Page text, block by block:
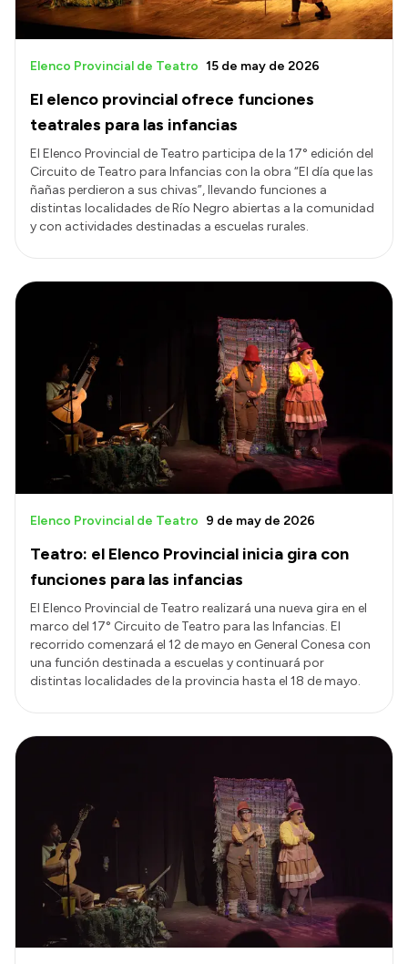
El elenco provincial ofrece funciones
teatrales para las infancias
Elenco Provincial de Teatro 15 de may de 2026
El Elenco Provincial de Teatro participa de la 17° edición del
Circuito de Teatro para Infancias con la obra “El día que las
ñañas perdieron a sus chivas”, llevando funciones a
distintas localidades de Río Negro abiertas a la comunidad
y con actividades destinadas a escuelas rurales.
Teatro: el Elenco Provincial inicia gira con
funciones para las infancias
Elenco Provincial de Teatro 9 de may de 2026
El Elenco Provincial de Teatro realizará una nueva gira en el
marco del 17° Circuito de Teatro para las Infancias. El
recorrido comenzará el 12 de mayo en General Conesa con
una función destinada a escuelas y continuará por
distintas localidades de la provincia hasta el 18 de mayo.